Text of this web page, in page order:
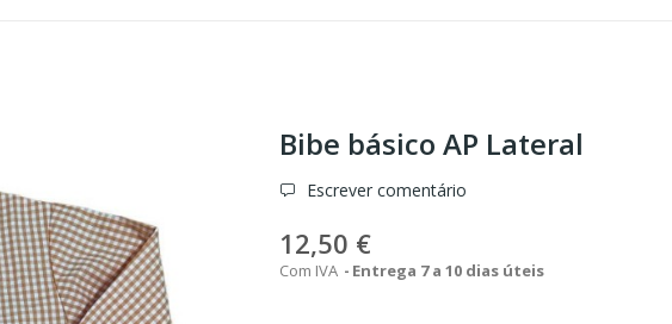
Bibe básico AP Lateral
Escrever comentário
12,50 €
Com IVA Entrega 7 a 10 dias úteis